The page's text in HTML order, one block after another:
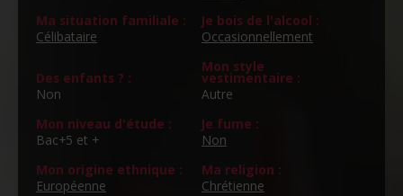
Ma situation familiale :
Célibataire
Je bois de l'alcool :
Occasionnellement
Des enfants ? :
Non
Mon style
vestimentaire :
Autre
Mon niveau d'étude :
Bac+5 et +
Je fume :
Non
Mon origine ethnique :
Européenne
Ma religion :
Chrétienne